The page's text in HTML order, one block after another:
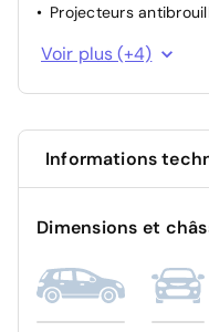
Projecteurs
Active Guard Plus
Voir plus (+4)
Informations
Dimensions et